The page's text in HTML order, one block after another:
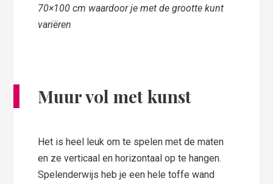
70×100 cm waardoor je met de grootte kunt
variëren
Muur vol met kunst
Het is heel leuk om te spelen met de maten
en ze verticaal en horizontaal op te hangen.
Spelenderwijs heb je een hele toffe wand